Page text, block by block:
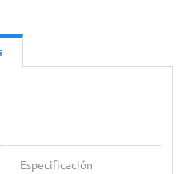
Especificación